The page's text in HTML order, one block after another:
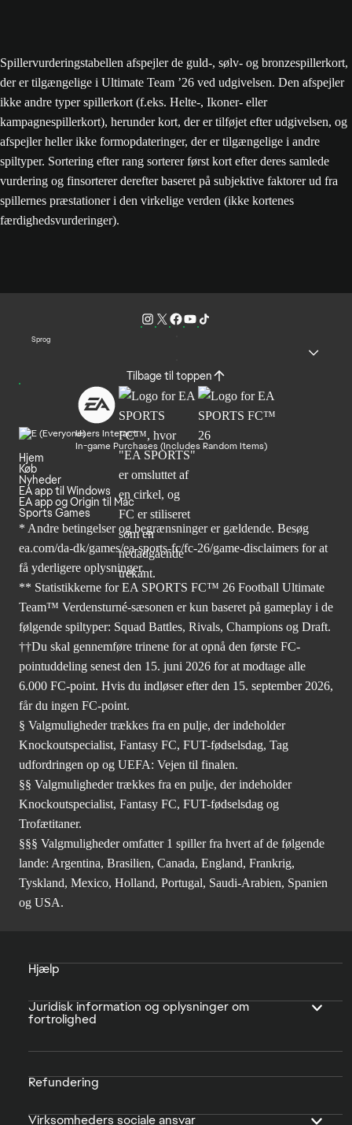
Spillervurderingstabellen afspejler de guld-, sølv- og bronzespillerkort,
der er tilgængelige i Ultimate Team ’26 ved udgivelsen. Den afspejler
ikke andre typer spillerkort (f.eks. Helte-, Ikoner- eller
kampagnespillerkort), herunder kort, der er tilføjet efter udgivelsen, og
afspejler heller ikke formopdateringer, der er tilgængelige i andre
spiltyper. Sortering efter rang sorterer først kort efter deres samlede
vurdering og finsorterer derefter baseret på subjektive faktorer ud fra
spillernes præstationer i den virkelige verden (ikke kortenes
færdighedsvurderinger).
Sprog
Tilbage til toppen
Users Interact
In-game Purchases (Includes Random Items)
Hjem
Køb
Nyheder
EA app til Windows
EA app og Origin til Mac
Sports Games
* Andre betingelser og begrænsninger er gældende. Besøg
ea.com/da-dk/games/ea-sports-fc/fc-26/game-disclaimers for at
få yderligere oplysninger.
** Statistikkerne for EA SPORTS FC™ 26 Football Ultimate
Team™ Verdensturné-sæsonen er kun baseret på gameplay i de
følgende spiltyper: Squad Battles, Rivals, Champions og Draft.
††Du skal gennemføre trinene for at opnå den første FC-
pointuddeling senest den 15. juni 2026 for at modtage alle
6.000 FC-point. Hvis du indløser efter den 15. september 2026,
får du ingen FC-point.
§ Valgmuligheder trækkes fra en pulje, der indeholder
Knockoutspecialist, Fantasy FC, FUT-fødselsdag, Tag
udfordringen op og UEFA: Vejen til finalen.
§§ Valgmuligheder trækkes fra en pulje, der indeholder
Knockoutspecialist, Fantasy FC, FUT-fødselsdag og
Trofætitaner.
§§§ Valgmuligheder omfatter 1 spiller fra hvert af de følgende
lande: Argentina, Brasilien, Canada, England, Frankrig,
Tyskland, Mexico, Holland, Portugal, Saudi-Arabien, Spanien
og USA.
Hjælp
Juridisk information og oplysninger om
fortrolighed
Refundering
Virksomheders sociale ansvar